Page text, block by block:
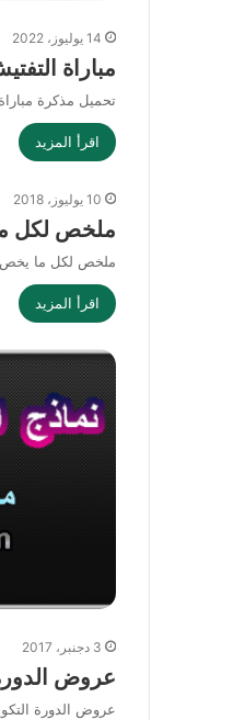
14 يوليوز، 2022
مباراة التفتيش
تحميل مذكرة مباراة التفتيش التربوي دورة غشت 2022 مباراة
اقرأ المزيد
10 يوليوز، 2018
ملخص لكل ما
ملخص لكل ما يخص مبارة التعليم بالتعاقد 2019-2018
اقرأ المزيد
3 دجنبر، 2017
عروض الدورة
عروض الدورة التكوينية الصيفية 2017 الخاصة بالإعداد لاجتياز الامتحانات المهنية عروض الدورة